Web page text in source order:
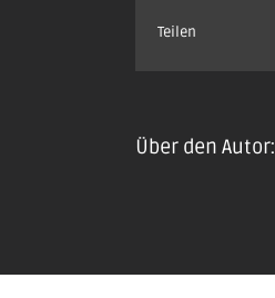
Teilen
Über den Autor: